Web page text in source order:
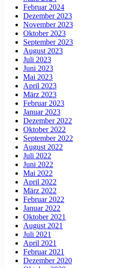
Februar 2024
Dezember 2023
November 2023
Oktober 2023
September 2023
August 2023
Juli 2023
Juni 2023
Mai 2023
April 2023
März 2023
Februar 2023
Januar 2023
Dezember 2022
Oktober 2022
September 2022
August 2022
Juli 2022
Juni 2022
Mai 2022
April 2022
März 2022
Februar 2022
Januar 2022
Oktober 2021
August 2021
Juli 2021
April 2021
Februar 2021
Dezember 2020